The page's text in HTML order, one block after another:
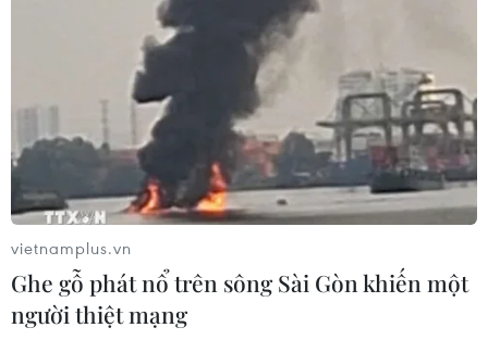
vietnamplus.vn
Ghe gỗ phát nổ trên sông Sài Gòn khiến một
người thiệt mạng